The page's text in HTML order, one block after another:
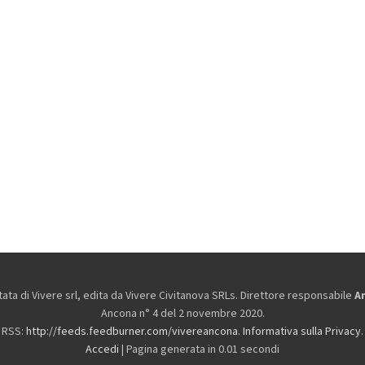
di Vivere srl, edita da Vivere Civitanova SRLs. Direttore responsabile
Ancona n° 4 del 2 novembre 2020.
RSS: http://feeds.feedburner.com/vivereancona. Informativa sulla Privacy.
Accedi | Pagina generata in 0.01 secondi